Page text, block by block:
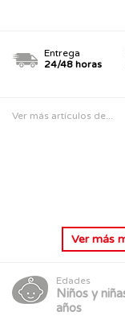
Entrega
24/48 horas
Ver más artículos de...
Ver más
Edades
Niños y
años